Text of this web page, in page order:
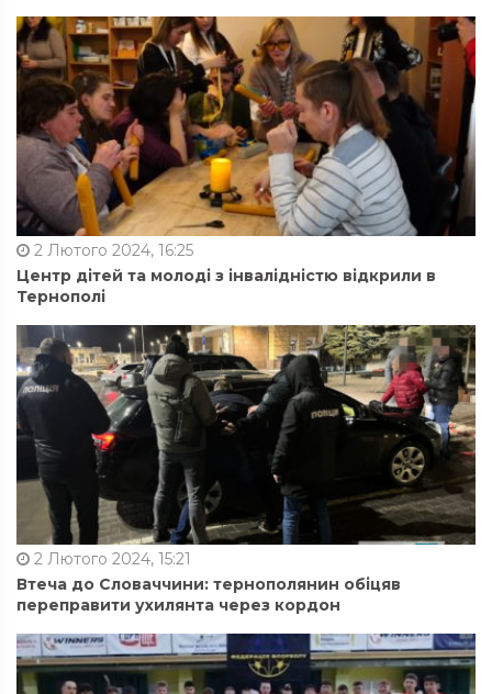
2 Лютого 2024, 16:25
Центр дітей та молоді з інвалідністю відкрили в
Тернополі
2 Лютого 2024, 15:21
Втеча до Словаччини: тернополянин обіцяв
переправити ухилянта через кордон